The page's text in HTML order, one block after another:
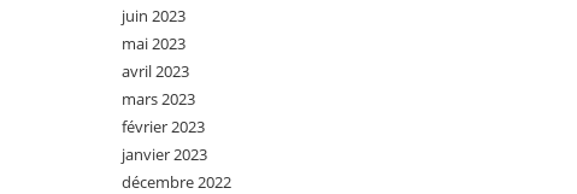
juin 2023
mai 2023
avril 2023
mars 2023
février 2023
janvier 2023
décembre 2022